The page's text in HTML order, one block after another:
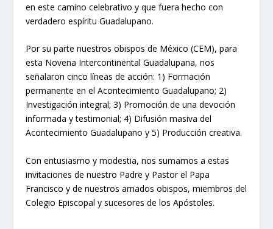
en este camino celebrativo y que fuera hecho con
verdadero espíritu Guadalupano.
Por su parte nuestros obispos de México (CEM), para
esta Novena Intercontinental Guadalupana, nos
señalaron cinco líneas de acción: 1) Formación
permanente en el Acontecimiento Guadalupano; 2)
Investigación integral; 3) Promoción de una devoción
informada y testimonial; 4) Difusión masiva del
Acontecimiento Guadalupano y 5) Producción creativa.
Con entusiasmo y modestia, nos sumamos a estas
invitaciones de nuestro Padre y Pastor el Papa
Francisco y de nuestros amados obispos, miembros del
Colegio Episcopal y sucesores de los Apóstoles.